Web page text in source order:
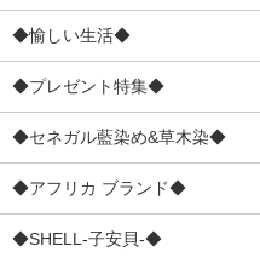
◆愉しい生活◆
◆プレゼント特集◆
◆セネガル藍染め&草木染◆
◆アフリカ ブランド◆
◆SHELL-子安貝-◆